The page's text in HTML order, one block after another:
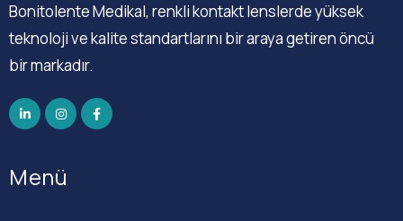
Bonitolente Medikal, renkli kontakt lenslerde yüksek
teknoloji ve kalite standartlarını bir araya getiren öncü
bir markadır.
Menü